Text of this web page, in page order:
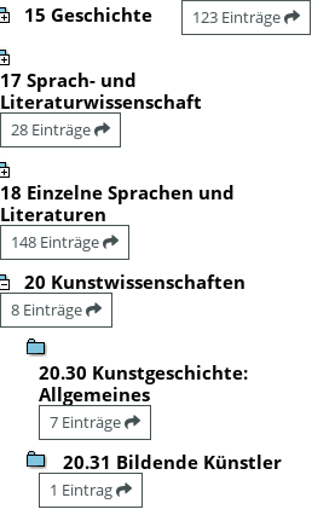
15 Geschichte 123 Einträge
17 Sprach- und
Literaturwissenschaft
28 Einträge
18 Einzelne Sprachen und
Literaturen
148 Einträge
20 Kunstwissenschaften
8 Einträge
20.30 Kunstgeschichte:
Allgemeines
7 Einträge
20.31 Bildende Künstler
1 Eintrag